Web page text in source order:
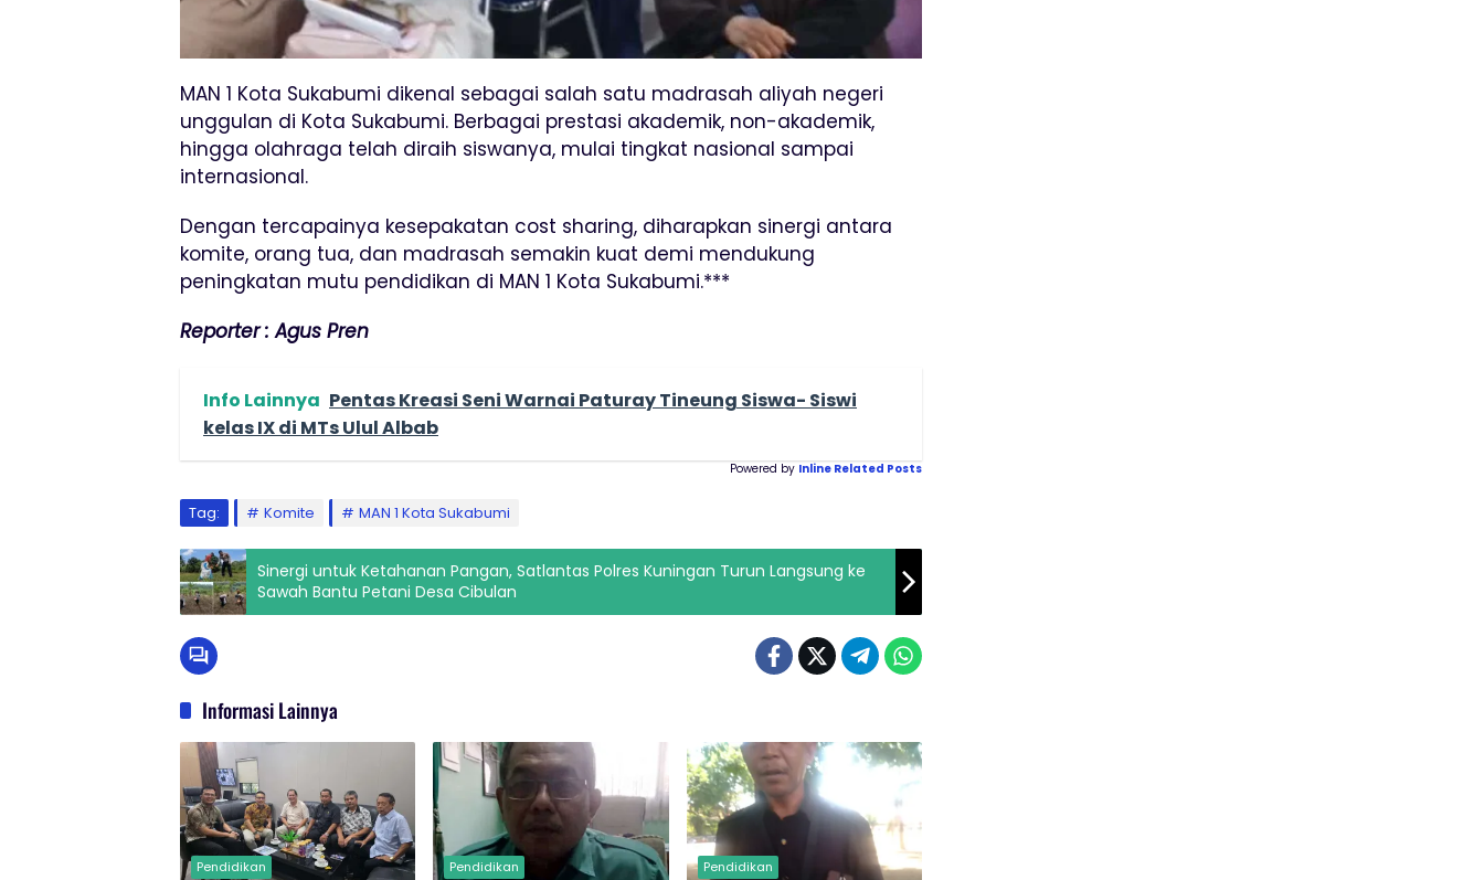
MAN 1 Kota Sukabumi dikenal sebagai salah satu madrasah aliyah negeri
unggulan di Kota Sukabumi. Berbagai prestasi akademik, non-akademik,
hingga olahraga telah diraih siswanya, mulai tingkat nasional sampai
internasional.
Dengan tercapainya kesepakatan cost sharing, diharapkan sinergi antara
komite, orang tua, dan madrasah semakin kuat demi mendukung
peningkatan mutu pendidikan di MAN 1 Kota Sukabumi.***
Reporter : Agus Pren
Info Lainnya Pentas Kreasi Seni Warnai Paturay Tineung Siswa- Siswi
kelas IX di MTs Ulul Albab
Powered by Inline Related Posts
Tag: Komite MAN 1 Kota Sukabumi
Sinergi untuk Ketahanan Pangan, Satlantas Polres Kuningan Turun Langsung ke
Sawah Bantu Petani Desa Cibulan
Informasi Lainnya
Pendidikan Pendidikan Pendidikan